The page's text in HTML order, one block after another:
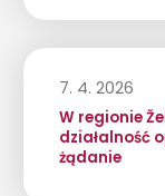
7. 4. 2026
W regionie
działalność
żądanie